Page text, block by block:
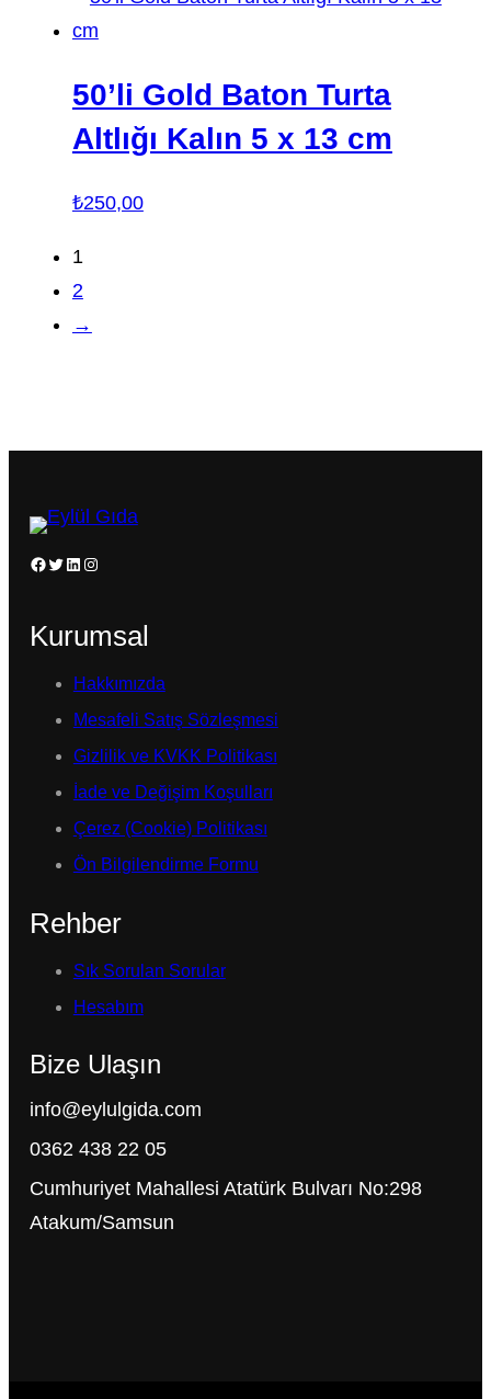
50’li Gold Baton Turta
Altlığı Kalın 5 x 13 cm
₺250,00
1
2
→
Facebook Twitter LinkedIn Instagram
Kurumsal
Hakkımızda
Mesafeli Satış Sözleşmesi
Gizlilik ve KVKK Politikası
İade ve Değişim Koşulları
Çerez (Cookie) Politikası
Ön Bilgilendirme Formu
Rehber
Sık Sorulan Sorular
Hesabım
Bize Ulaşın
info@eylulgida.com
0362 438 22 05
Cumhuriyet Mahallesi Atatürk Bulvarı No:298
Atakum/Samsun